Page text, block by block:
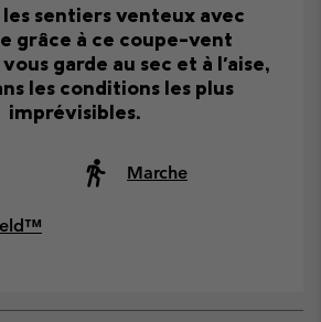
sentiers venteux avec
grâce à ce coupe-vent
garde au sec et à l'aise,
les conditions les plus
imprévisibles.
Marche